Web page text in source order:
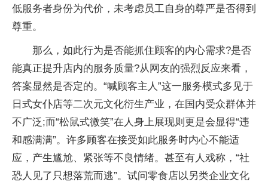
低服务者身份为代价，未考虑员工自身的尊严是否得到
尊重。
那么，如此行为是否能抓住顾客的内心需求?是否
能真正提升店内的服务质量?从网友的强烈反应来看，
答案显然是否定的。“喊顾客主人”这一服务模式多见于
日式女仆店等二次元文化衍生产业，在国内受众群体并
不广泛;而“松鼠式微笑”在人身上展现则更是会显得“违
和感满满”。许多顾客在接受如此服务时内心不能适
应，产生尴尬、紧张等不良情绪。甚至有人戏称，“社
恐人见了只想落荒而逃”。试问零食店以另类企业文化